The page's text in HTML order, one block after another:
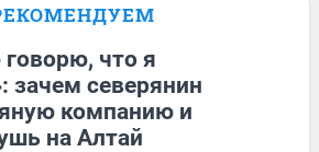
что я
зачем северянин
компанию и
на Алтай